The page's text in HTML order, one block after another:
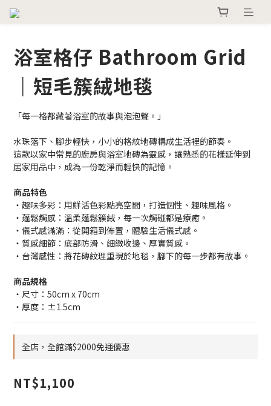
浴室格仔 Bathroom Grid
｜短毛簇絨地毯
「每一格都藏著浴室的故事與泡泡聲。」
水珠落下、腳步輕快，小小的格紋地磚構成生活裡的節奏。
這款以家中常見的廚房與浴室地磚為靈感，讓熟悉的花樣延伸到
居家用品中，成為一份乾淨而輕快的記憶。
商品特色
・趣味多彩：用鮮活色彩點亮空間，打造個性、趣味風格。
・蓬鬆觸感：溫柔蓬鬆簇絨，每一次觸碰都是療癒。
・儀式感滿滿：從開箱到佈置，體驗生活儀式感。
・質感細節：底部防滑、細緻收邊、厚實質感。
・台灣感性：將花磚紋理重現於地毯，腳下的每一步都有故事。
商品規格
・尺寸：50cm x 70cm
・厚度：±1.5cm
全店，全館滿$2000免運優惠
NT$1,100